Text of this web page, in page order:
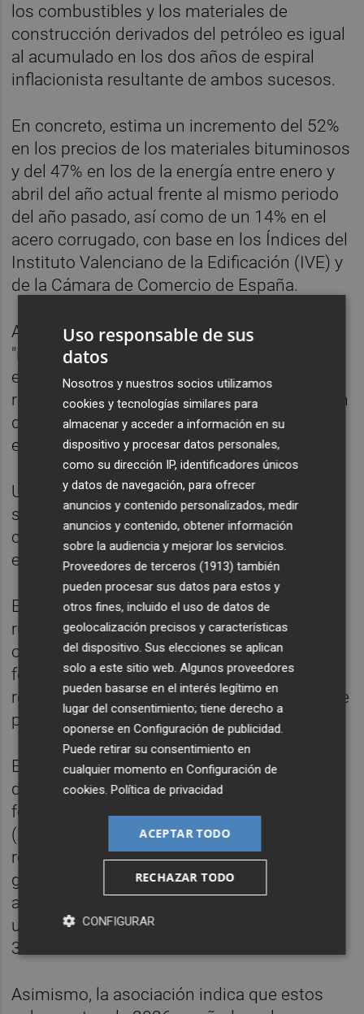
los combustibles y los materiales de
construcción derivados del petróleo es igual
al acumulado en los dos años de espiral
inflacionista resultante de ambos sucesos.
En concreto, estima un incremento del 52%
en los precios de los materiales bituminosos
y del 47% en los de la energía entre enero y
abril del año actual frente al mismo periodo
del año pasado, así como de un 14% en el
acero corrugado, con base en los Índices del
Instituto Valenciano de la Edificación (IVE) y
de la Cámara de Comercio de España.
Además, estas subidas están suponiendo
"importantes sobrecostes" en las obras en
ejecución, especialmente en las
relacionadas con renovación o rehabilitación
de firmes y aquellas con un alto peso de la
energía, apunta.
Utilizando los índices del IVE, recoge unos
sobrecostes medios en las obras de
carreteras del 15%, que alcanzan el 25-30%
en las de rehabilitación de firmes.
En ese sentido, avisa del "elevado riesgo de
ruptura del equilibrio económico" de las
obras adjudicadas con precios anteriores a
febrero de 2026, ya que estas obras de
rehabilitación de firmes no tienen revisión de
precios por su corta duración.
Entre otros incrementos de precios por tipo
de obra se encuentran un alza del 4% en las
ferroviarias, del 8% en las portuarias
(incluido un 17% tanto en explanadas y
rellenos portuarios como en muelles de
gravedad, la segunda mayor subida
analizada), del 9% en las aeroportuarias, de
un 5% en hidráulicas, un 4% en costas y un
3% en edificación.
Asimismo, la asociación indica que estos
Uso responsable de sus
datos
Nosotros y nuestros socios utilizamos
cookies y tecnologías similares para
almacenar y acceder a información en su
dispositivo y procesar datos personales,
como su dirección IP, identificadores únicos
y datos de navegación, para ofrecer
anuncios y contenido personalizados, medir
anuncios y contenido, obtener información
sobre la audiencia y mejorar los servicios.
Proveedores de terceros (1913) también
pueden procesar sus datos para estos y
otros fines, incluido el uso de datos de
geolocalización precisos y características
del dispositivo. Sus elecciones se aplican
solo a este sitio web. Algunos proveedores
pueden basarse en el interés legítimo en
lugar del consentimiento; tiene derecho a
oponerse enConfiguración de publicidad
Puede retirar su consentimiento en
cualquier momento enConfiguración de
cookies .Política de privacidad
ACEPTAR TODO
RECHAZAR TODO
CONFIGURAR